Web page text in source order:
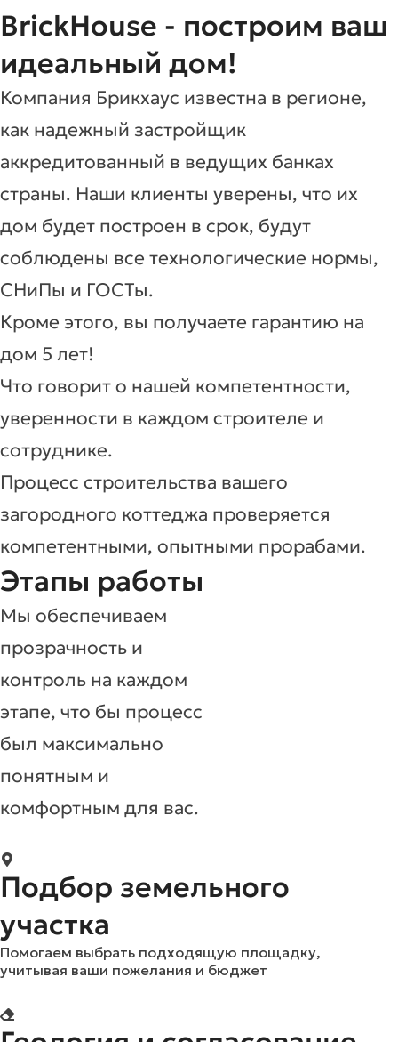
BrickHouse - построим ваш
идеальный дом!
Компания Брикхаус известна в регионе,
как надежный застройщик
аккредитованный в ведущих банках
страны. Наши клиенты уверены, что их
дом будет построен в срок, будут
соблюдены все технологические нормы,
СНиПы и ГОСТы.
Кроме этого, вы получаете гарантию на
дом 5 лет!
Что говорит о нашей компетентности,
уверенности в каждом строителе и
сотруднике.
Процесс строительства вашего
загородного коттеджа проверяется
компетентными, опытными прорабами.
Этапы работы
Мы обеспечиваем
прозрачность и
контроль на каждом
этапе, что бы процесс
был максимально
понятным и
комфортным для вас.
Подбор земельного
участка
Помогаем выбрать подходящую площадку,
учитывая ваши пожелания и бюджет